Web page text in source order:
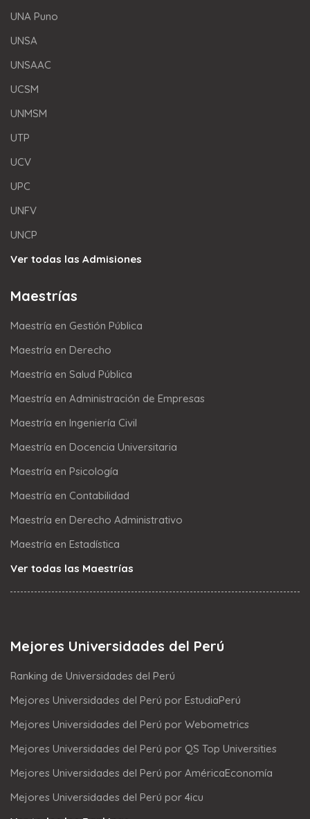
UNA Puno
UNSA
UNSAAC
UCSM
UNMSM
UTP
UCV
UPC
UNFV
UNCP
Ver todas las Admisiones
Maestrías
Maestría en Gestión Pública
Maestría en Derecho
Maestría en Salud Pública
Maestría en Administración de Empresas
Maestría en Ingeniería Civil
Maestría en Docencia Universitaria
Maestría en Psicología
Maestría en Contabilidad
Maestría en Derecho Administrativo
Maestría en Estadística
Ver todas las Maestrías
Mejores Universidades del Perú
Ranking de Universidades del Perú
Mejores Universidades del Perú por EstudiaPerú
Mejores Universidades del Perú por Webometrics
Mejores Universidades del Perú por QS Top Universities
Mejores Universidades del Perú por AméricaEconomía
Mejores Universidades del Perú por 4icu